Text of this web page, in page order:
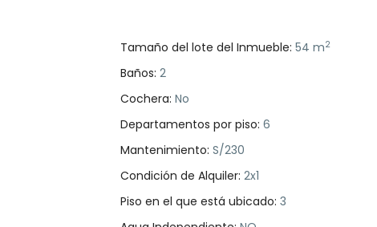
Tamaño del lote del Inmueble: 54 m2
Baños: 2
Cochera: No
Departamentos por piso: 6
Mantenimiento: S/230
Condición de Alquiler: 2x1
Piso en el que está ubicado: 3